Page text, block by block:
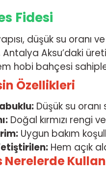
Fidesi
düşük su
Antalya Aksu’daki
hobi bahçesi
Özellikleri
Düşük su
Doğal kırmızı rengi
Uygun bakım
Hem açık